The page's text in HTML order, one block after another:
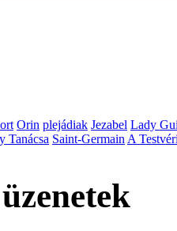
Orin plejádiak Jezabel Lady
Tanácsa Saint-GermainA